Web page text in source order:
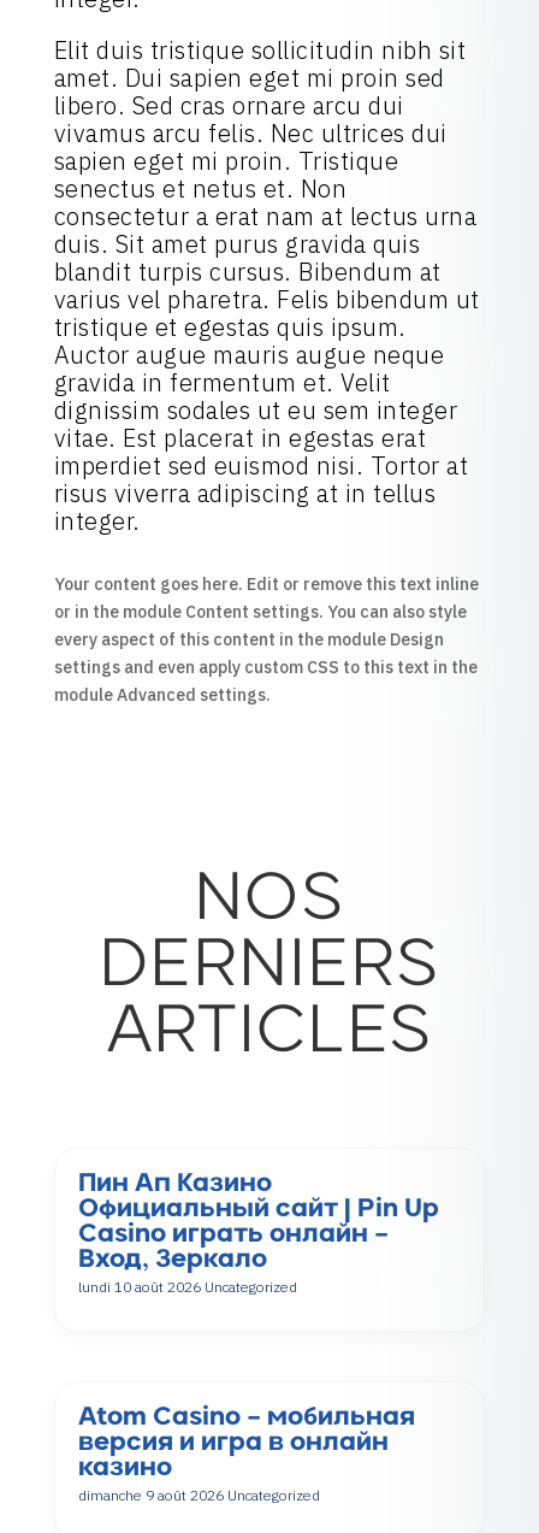
Elit duis tristique sollicitudin nibh sit
amet. Dui sapien eget mi proin sed
libero. Sed cras ornare arcu dui
vivamus arcu felis. Nec ultrices dui
sapien eget mi proin. Tristique
senectus et netus et. Non
consectetur a erat nam at lectus urna
duis. Sit amet purus gravida quis
blandit turpis cursus. Bibendum at
varius vel pharetra. Felis bibendum ut
tristique et egestas quis ipsum.
Auctor augue mauris augue neque
gravida in fermentum et. Velit
dignissim sodales ut eu sem integer
vitae. Est placerat in egestas erat
imperdiet sed euismod nisi. Tortor at
risus viverra adipiscing at in tellus
integer.
Your content goes here. Edit or remove this text inline
or in the module Content settings. You can also style
every aspect of this content in the module Design
settings and even apply custom CSS to this text in the
module Advanced settings.
NOS
DERNIERS
ARTICLES
Пин Ап Казино
Официальный сайт | Pin Up
Casino играть онлайн –
Вход, Зеркало
lundi 10 août 2026 Uncategorized
Atom Casino – мобильная
версия и игра в онлайн
казино
dimanche 9 août 2026 Uncategorized